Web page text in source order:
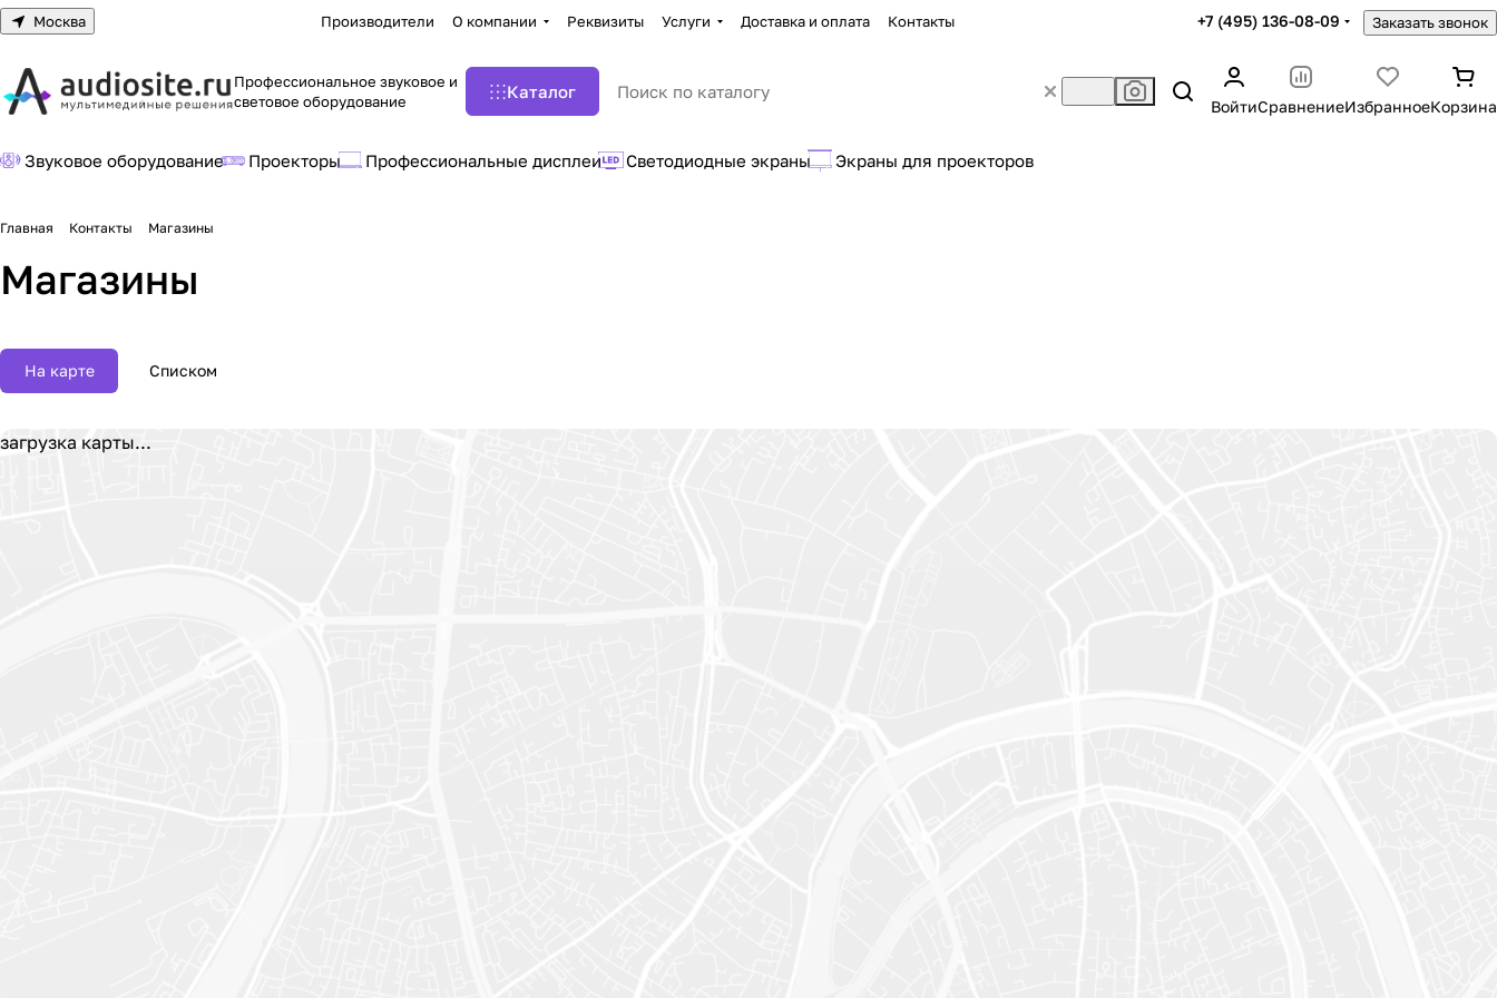
Москва Производители О компании Реквизиты Услуги Доставка и оплата Контакты +7 (495) 136-08-09 Заказать звонок
Профессиональное звуковое и
световое оборудование
Каталог
ВойтиСравнениеИзбранноеКорзина
Звуковое оборудование Проекторы Профессиональные дисплеи Светодиодные экраны Экраны для проекторов
Главная Контакты Магазины
Магазины
На карте Списком
загрузка карты...